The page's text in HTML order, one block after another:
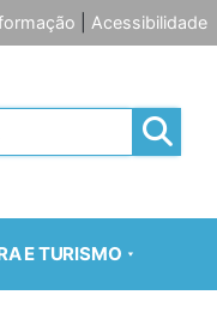
Acessibilidade
E TURISMO